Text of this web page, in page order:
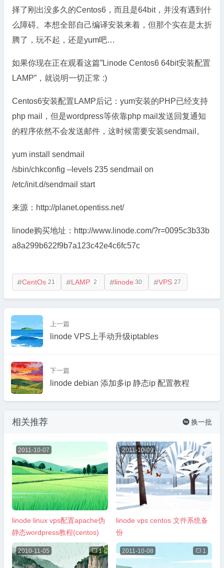
择了刚出没多久的Centos6，而且是64bit，并没有遇到什
么障碍。本想全部自己编译安装来着，但那个实在是太折
腾了，玩不起，还是yum吧…
如果你现在正在观看这篇”Linode Centos6 64bit安装配置
LAMP”，就说明一切正常 :)
Centos6安装配置LAMP后记：yum安装的PHP已经支持
php mail，但是wordpress等依靠php mail发送回复通知
的程序依然不会发送邮件，这时候需要安装sendmail。
yum install sendmail
/sbin/chkconfig –levels 235 sendmail on
/etc/init.d/sendmail start
来源：http://planet.opentiss.net/
linode购买地址：http://www.linode.com/?r=0095c3b33b
a8a299b622f9b7a123c42e4c6fc57c
CentOs 21 LAMP 2 linode 30 VPS 27
上一篇
linode VPS上手动升级iptables
下一篇
linode debian 添加多ip 静态ip 配置教程
相关推荐  换一批
2011-10-07
linode linux vps配置apache伪
静态wordpress教程(centos)
2011-10-09
linode vps centos 文件系统备
份
2010-11-05  1 2011-10-08  1